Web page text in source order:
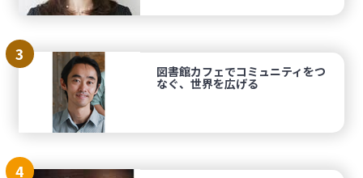
3
図書館カフェでコミュニティをつ
なぐ、世界を広げる
4